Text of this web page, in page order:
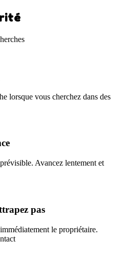
lorsque vous cherchez dans des
Avancez lentement et
pas
le propriétaire.